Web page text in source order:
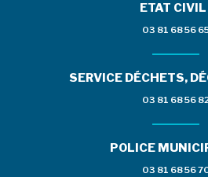
ETAT CIVIL
03 81 68 56
SERVICE DÉCHETS,
03 81 68 56
POLICE
03 81 68 56